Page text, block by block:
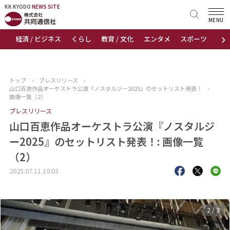
KK KYODO NEWS SITE
›
経済 / ビジネス くらし 教育 / 文化 エンタメ スポーツ 地域
MENU
KK KYODONEWS SITE
トップページ
ニュース
おすすめコンテンツ
出版物
会社概要
トップ › プレスリリース
›
山口百恵作品オーケストラ公演『ノスタルジー2025』のセットリスト発表！
›
画像一覧（2）
プレスリリース
山口百恵作品オーケストラ公演『ノスタルジ
ー2025』のセットリスト発表！: 画像一覧
（2）
2025.07.11 10:03
3 /3